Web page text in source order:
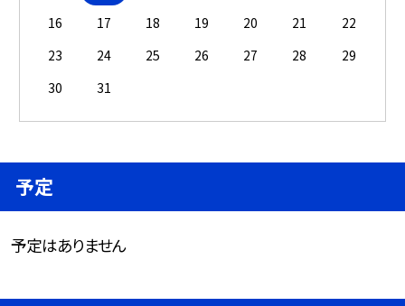
16
17 18 19 20 21
22
23
24 25 26 27 28
29
30
31
予定
予定はありません